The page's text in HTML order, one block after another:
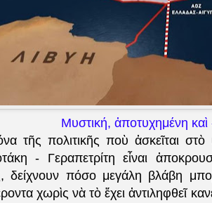
Μυστική, ἀποτυχημένη καὶ
τῆς πολιτικῆς ποὺ ἀσκεῖται
- Γεραπετρίτη εἶναι
δείχνουν πόσο μεγάλη βλάβη
χωρὶς νὰ τὸ ἔχει ἀντιληφθεῖ